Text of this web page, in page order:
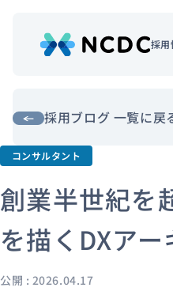
企業情報
採用ブログ 一覧に戻
採用
コンサルタント
創業半世紀を
を描くDXア
公開 : 2026.04.17